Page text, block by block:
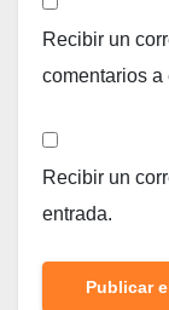
Recibir un
comentarios a
Recibir un
entrada.